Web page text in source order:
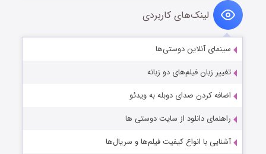
لینک‌های کاربردی
سینمای آنلاین دوستی‌ها
تغییر زبان فیلم‌های دو زبانه
اضافه کردن صدای دوبله به ویدئو
راهنمای دانلود از سایت دوستی ها
آشنایی با انواع کیفیت فیلم‌ها و سریال‌ها